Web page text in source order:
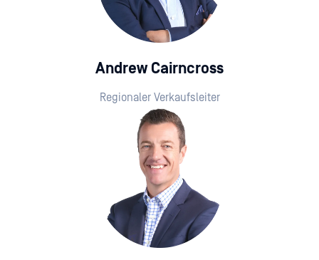
Andrew Cairncross
Regionaler Verkaufsleiter